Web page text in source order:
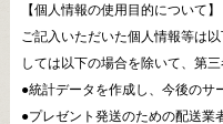
【個人情報の使用目的について】
ご記入いただいた個人情報等は
しては以下の場合を除いて、第三
●統計データを作成し、今後のサ
●プレゼント発送のための配送業